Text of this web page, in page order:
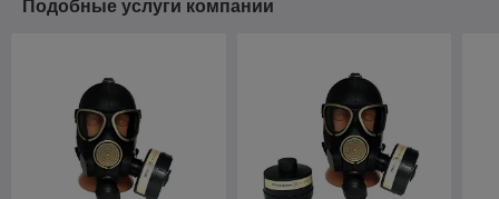
Подобные услуги компании